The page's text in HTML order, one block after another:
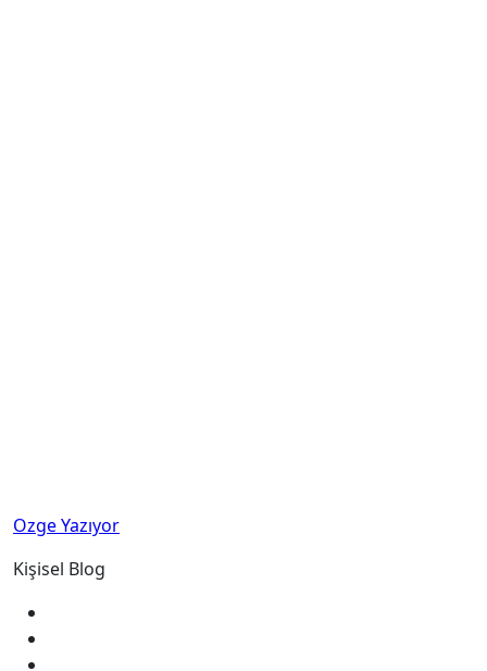
Ozge Yazıyor
Kişisel Blog